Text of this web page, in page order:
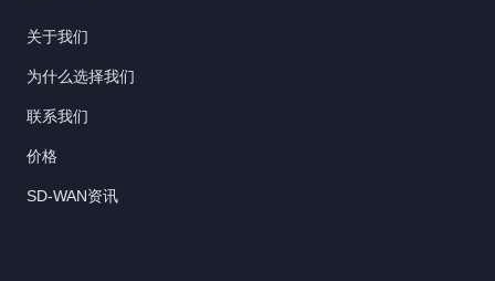
关于我们
为什么选择我们
联系我们
价格
SD-WAN资讯